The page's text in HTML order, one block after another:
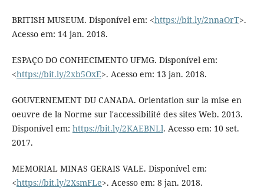
BRITISH MUSEUM. Disponível em: <https://bit.ly/2nnaOrT>.
Acesso em: 14 jan. 2018.
ESPAÇO DO CONHECIMENTO UFMG. Disponível em:
<https://bit.ly/2xb5OxE>. Acesso em: 13 jan. 2018.
GOUVERNEMENT DU CANADA. Orientation sur la mise en
oeuvre de la Norme sur l'accessibilité des sites Web. 2013.
Disponível em: https://bit.ly/2KAEBNLl. Acesso em: 10 set.
2017.
MEMORIAL MINAS GERAIS VALE. Disponível em:
<https://bit.ly/2XsmFLe>. Acesso em: 8 jan. 2018.